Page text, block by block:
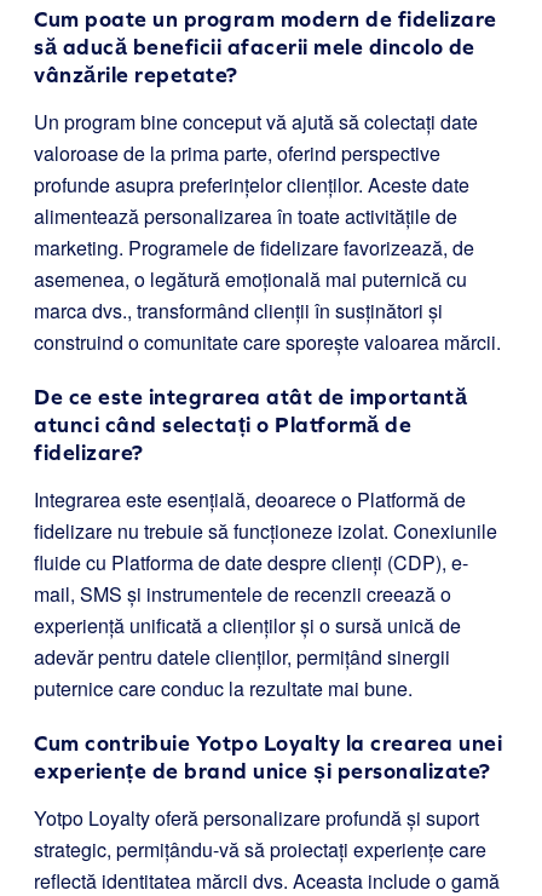
Cum poate un program modern de fidelizare
să aducă beneficii afacerii mele dincolo de
vânzările repetate?
Un program bine conceput vă ajută să colectați date
valoroase de la prima parte, oferind perspective
profunde asupra preferințelor clienților. Aceste date
alimentează personalizarea în toate activitățile de
marketing. Programele de fidelizare favorizează, de
asemenea, o legătură emoțională mai puternică cu
marca dvs., transformând clienții în susținători și
construind o comunitate care sporește valoarea mărcii.
De ce este integrarea atât de importantă
atunci când selectați o Platformă de
fidelizare?
Integrarea este esențială, deoarece o Platformă de
fidelizare nu trebuie să funcționeze izolat. Conexiunile
fluide cu Platforma de date despre clienți (CDP), e-
mail, SMS și instrumentele de recenzii creează o
experiență unificată a clienților și o sursă unică de
adevăr pentru datele clienților, permițând sinergii
puternice care conduc la rezultate mai bune.
Cum contribuie Yotpo Loyalty la crearea unei
experiențe de brand unice și personalizate?
Yotpo Loyalty oferă personalizare profundă și suport
strategic, permițându-vă să proiectați experiențe care
reflectă identitatea mărcii dvs. Aceasta include o gamă